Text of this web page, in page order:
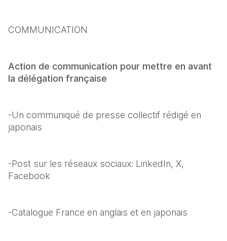
COMMUNICATION
Action de communication pour mettre en avant
la délégation française
-Un communiqué de presse collectif rédigé en
japonais
-Post sur les réseaux sociaux: LinkedIn, X,
Facebook
-Catalogue France en anglais et en japonais